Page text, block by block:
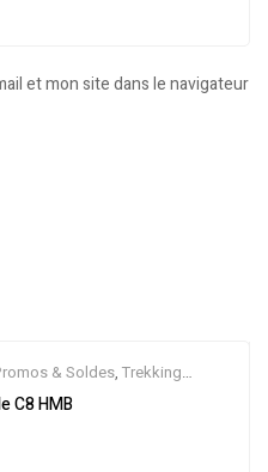
et mon site dans le navigateur
& Soldes, Trekking
Electriques
C8 HMB